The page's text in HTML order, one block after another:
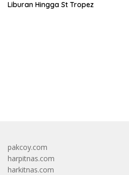
Liburan Hingga St Tropez
pakcoy.com
harpitnas.com
harkitnas.com